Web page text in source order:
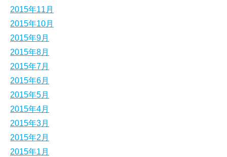
2015年11月
2015年10月
2015年9月
2015年8月
2015年7月
2015年6月
2015年5月
2015年4月
2015年3月
2015年2月
2015年1月